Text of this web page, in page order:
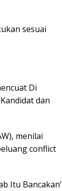
sesuai
Di
dan
menilai
conflict
Itu Bancakan’